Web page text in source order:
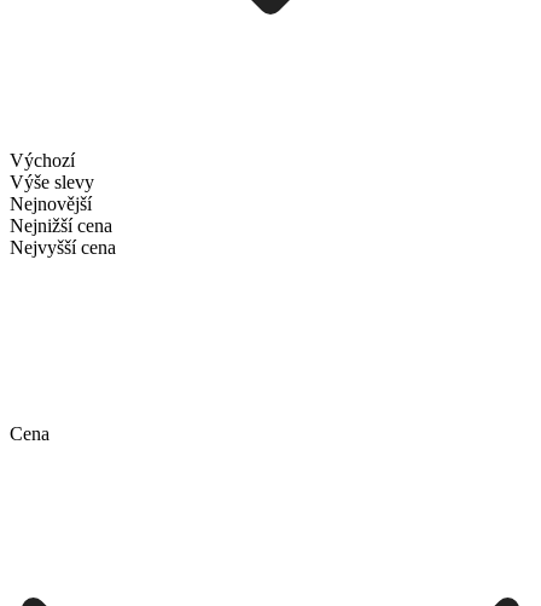
Výchozí
Výše slevy
Nejnovější
Nejnižší cena
Nejvyšší cena
Cena